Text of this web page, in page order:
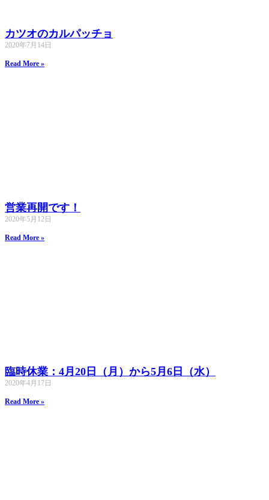
カツオのカルパッチョ
2020年7月14日
Read More »
営業再開です！
2020年5月12日
Read More »
臨時休業：4月20日（月）から5月6日（水）
2020年4月17日
Read More »